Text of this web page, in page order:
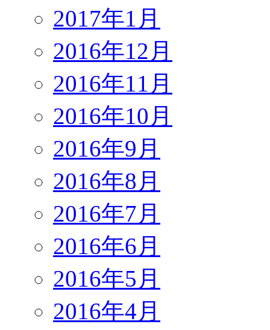
2017年1月
2016年12月
2016年11月
2016年10月
2016年9月
2016年8月
2016年7月
2016年6月
2016年5月
2016年4月